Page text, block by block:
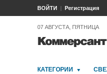
ВОЙТИ Регистрация
07 АВГУСТА, ПЯТНИЦА
КАТЕГОРИИ